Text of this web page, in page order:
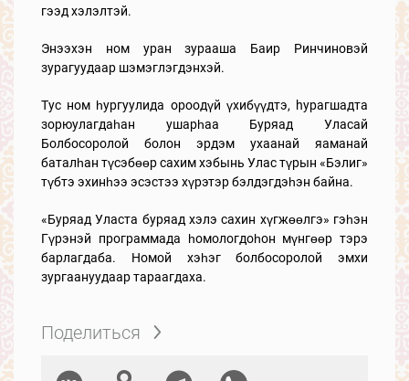
гээд хэлэлтэй.
Энээхэн ном уран зурааша Баир Ринчиновэй
зурагуудаар шэмэглэгдэнхэй.
Тус ном һургуулида ороодүй үхибүүдтэ, hурагшадта
зорюулагдаһан ушарһаа Буряад Уласай
Болбосоролой болон эрдэм ухаанай яаманай
баталһан түсэбөөр сахим хэбынь Улас түрын «Бэлиг»
түбтэ эхинһээ эсэстээ хүрэтэр бэлдэгдэһэн байна.
«Буряад Уласта буряад хэлэ сахин хүгжөөлгэ» гэһэн
Гүрэнэй программада һомологдоһон мүнгөөр тэрэ
барлагдаба. Номой хэһэг болбосоролой эмхи
зургаануудаар тараагдаха.
Поделиться